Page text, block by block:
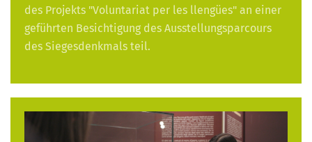
des Projekts "Voluntariat per les llengües" an einer
geführten Besichtigung des Ausstellungsparcours
des Siegesdenkmals teil.